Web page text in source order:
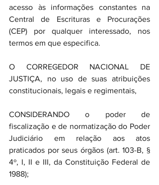
acesso às informações constantes na
Central de Escrituras e Procurações
(CEP) por qualquer interessado, nos
termos em que especifica.
O CORREGEDOR NACIONAL DE
JUSTIÇA, no uso de suas atribuições
constitucionais, legais e regimentais,
CONSIDERANDO o poder de
fiscalização e de normatização do Poder
Judiciário em relação aos atos
praticados por seus órgãos (art. 103-B, §
4º, I, II e III, da Constituição Federal de
1988);